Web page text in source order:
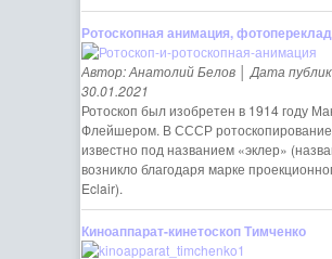
Ротоскопная анимация,
Автор: Анатолий Белов │ Дата
30.01.2021
Ротоскоп был изобретен в 1914 году
Флейшером. В СССР
известно под названием «эклер»
возникло благодаря марке
Eclair).
Киноаппарат-кинетоскоп Тимченко